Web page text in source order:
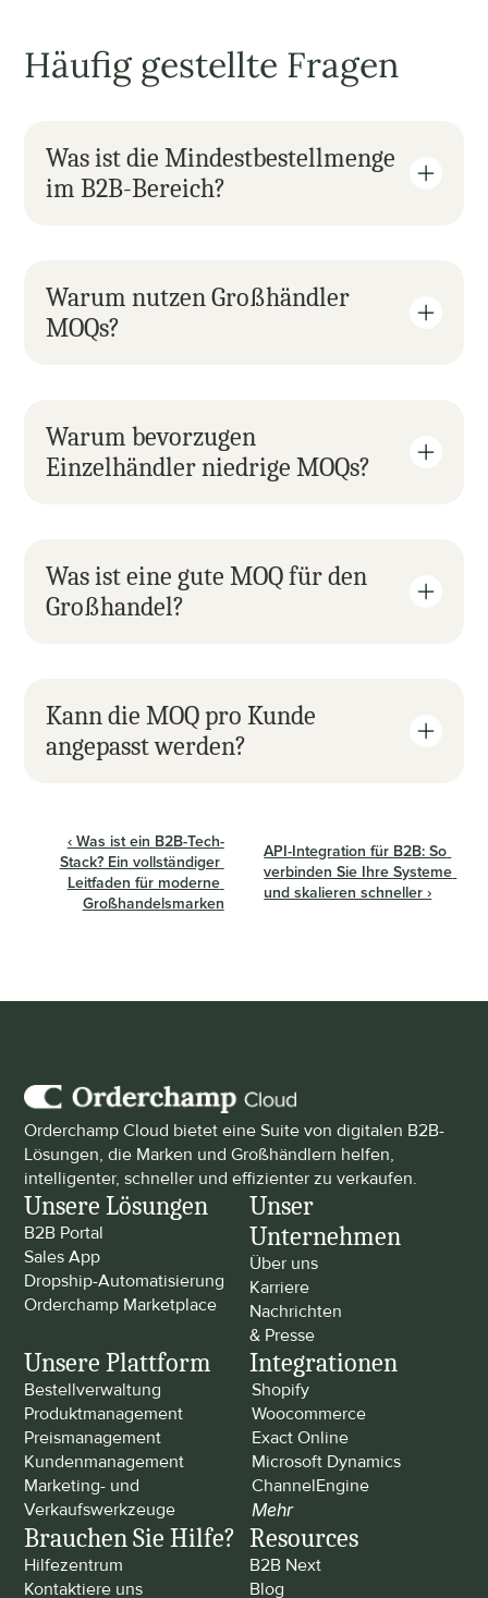
Häufig gestellte Fragen
Was ist die Mindestbestellmenge
im B2B-Bereich?
Warum nutzen Großhändler
MOQs?
Warum bevorzugen
Einzelhändler niedrige MOQs?
Was ist eine gute MOQ für den
Großhandel?
Kann die MOQ pro Kunde
angepasst werden?
‹ Was ist ein B2B-Tech-
Stack? Ein vollständiger
Leitfaden für moderne
Großhandelsmarken
API-Integration für B2B: So
verbinden Sie Ihre Systeme
und skalieren schneller ›
Orderchamp Cloud bietet eine Suite von digitalen B2B-
Lösungen, die Marken und Großhändlern helfen,
intelligenter, schneller und effizienter zu verkaufen.
Unsere Lösungen
B2B Portal
Sales App
Dropship-Automatisierung
Orderchamp Marketplace
Unser
Unternehmen
Über uns
Karriere
Nachrichten
& Presse
Unsere Plattform
Bestellverwaltung
Produktmanagement
Preismanagement
Kundenmanagement
Marketing- und
Verkaufswerkzeuge
Integrationen
Shopify
Woocommerce
Exact Online
Microsoft Dynamics
ChannelEngine
Mehr
Brauchen Sie Hilfe?
Hilfezentrum
Kontaktiere uns
Resources
B2B Next
Blog